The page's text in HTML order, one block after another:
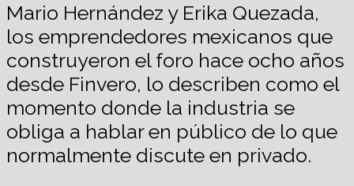
Mario Hernández y Erika Quezada,
los emprendedores mexicanos que
construyeron el foro hace ocho años
desde Finvero, lo describen como el
momento donde la industria se
obliga a hablar en público de lo que
normalmente discute en privado.